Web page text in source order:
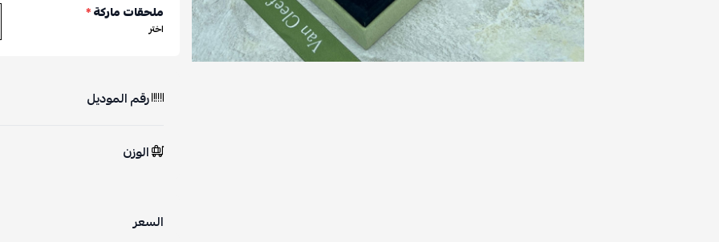
ملحقات ماركة*
اختر
رقم الموديل
الوزن
السعر